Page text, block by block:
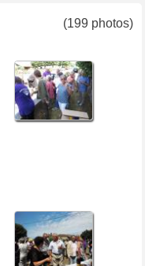
(199 photos)